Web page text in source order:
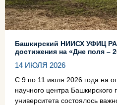
Башкирский НИИСХ УФИЦ
достижения на «Дне поля –
14 ИЮЛЯ 2026
С 9 по 11 июля 2026 года на
научного центра Башкирского
университета состоялось